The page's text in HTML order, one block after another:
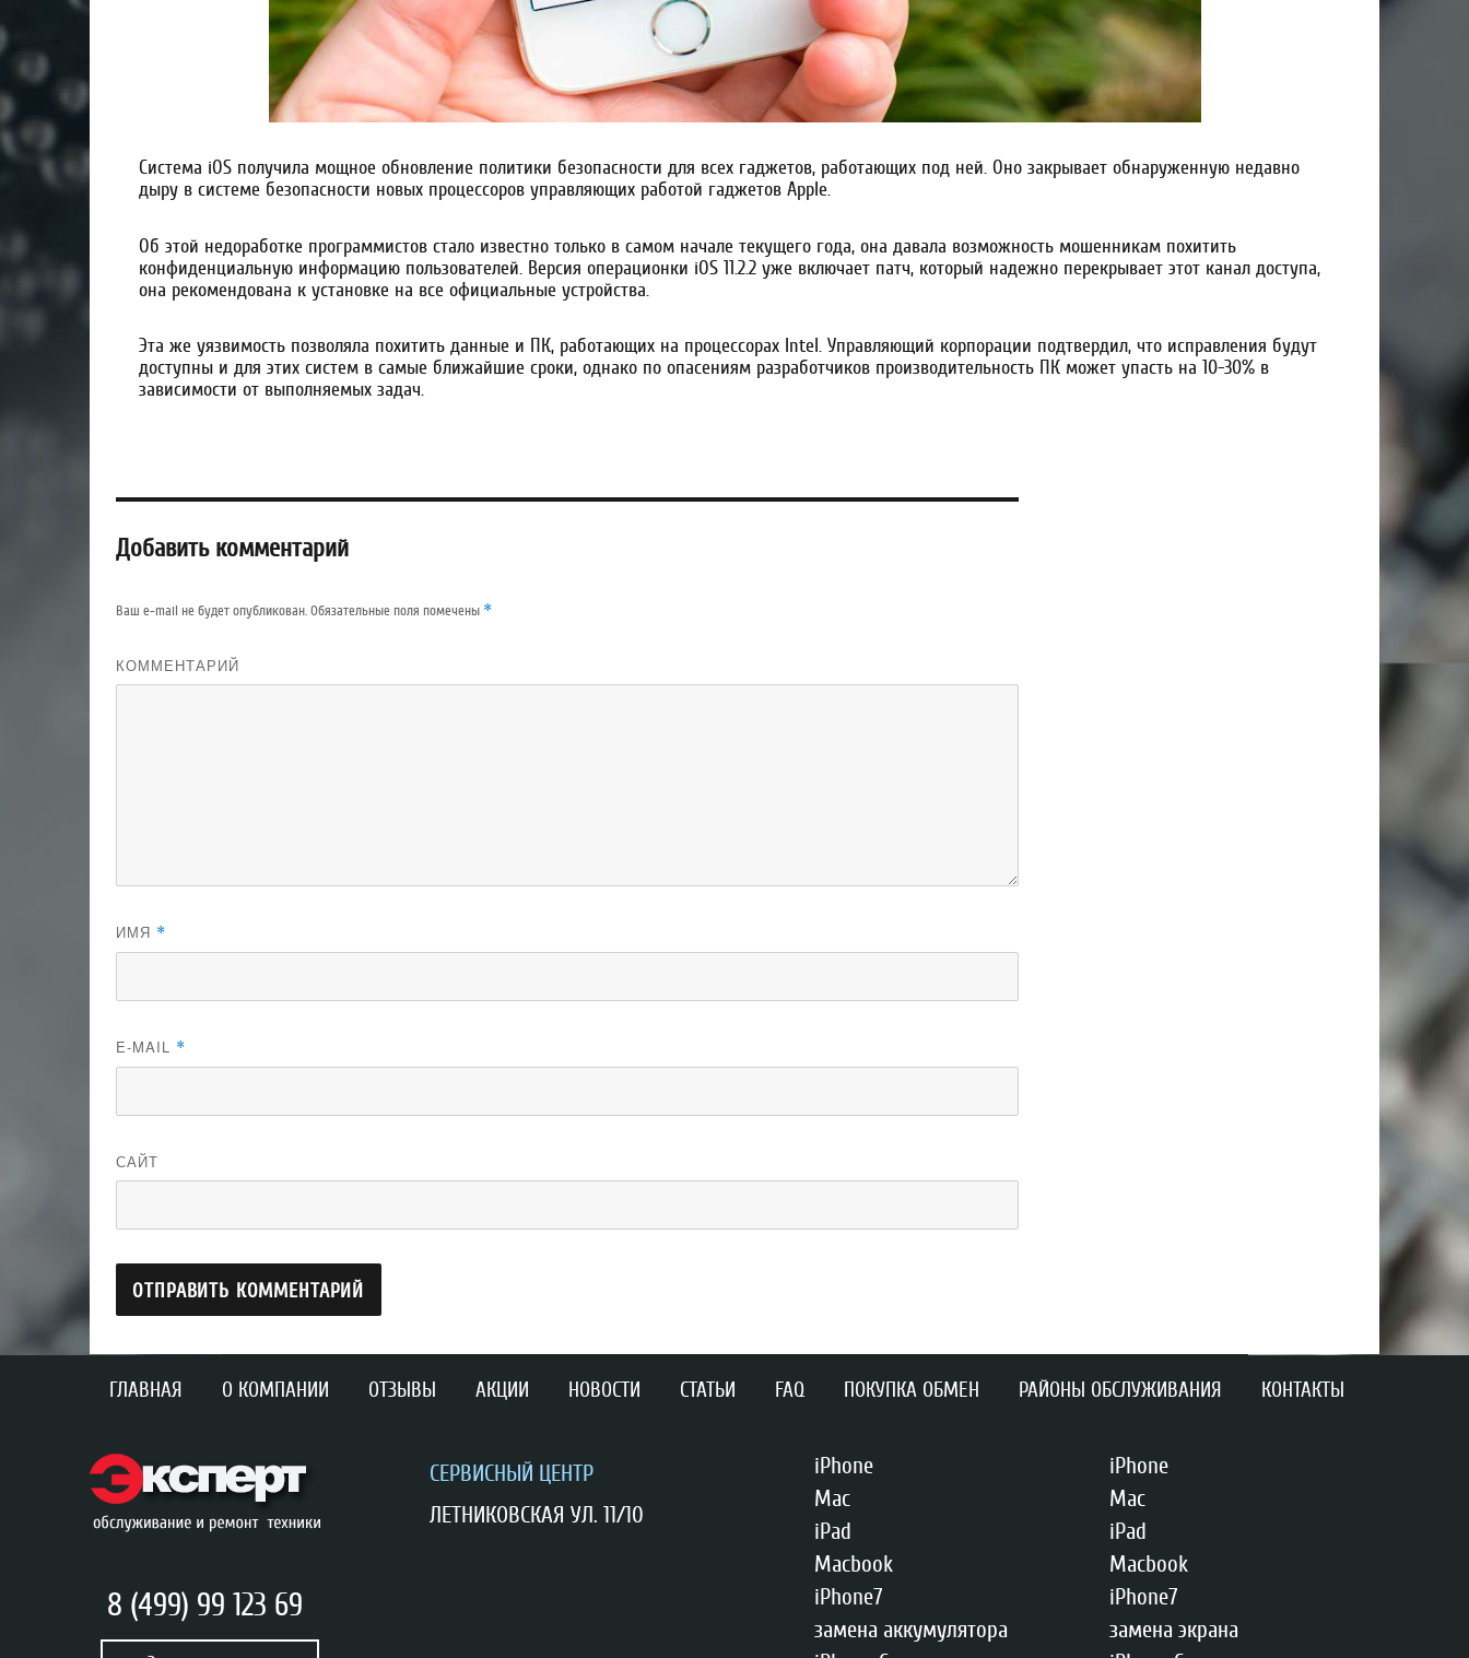
Система iOS получила мощное обновление политики безопасности для всех гаджетов, работающих под ней. Оно закрывает обнаруженную недавно
дыру в системе безопасности новых процессоров управляющих работой гаджетов Apple.
Об этой недоработке программистов стало известно только в самом начале текущего года, она давала возможность мошенникам похитить
конфиденциальную информацию пользователей. Версия операционки iOS 11.2.2 уже включает патч, который надежно перекрывает этот канал доступа,
она рекомендована к установке на все официальные устройства.
Эта же уязвимость позволяла похитить данные и ПК, работающих на процессорах Intel. Управляющий корпорации подтвердил, что исправления будут
доступны и для этих систем в самые ближайшие сроки, однако по опасениям разработчиков производительность ПК может упасть на 10-30% в
зависимости от выполняемых задач.
Добавить комментарий
Ваш e-mail не будет опубликован.Обязательные поля помечены *
КОММЕНТАРИЙ
ИМЯ *
E-MAIL *
САЙТ
ГЛАВНАЯ О КОМПАНИИ ОТЗЫВЫ АКЦИИ НОВОСТИ СТАТЬИ FAQ ПОКУПКА ОБМЕН РАЙОНЫ ОБСЛУЖИВАНИЯ КОНТАКТЫ
8 (499) 99 123 69
CЕРВИСНЫЙ ЦЕНТР
ЛЕТНИКОВСКАЯ УЛ. 11/10
iPhone
Mac
iPad
Macbook
iPhone7
замена аккумулятора
iPhone
Mac
iPad
Macbook
iPhone7
замена экрана